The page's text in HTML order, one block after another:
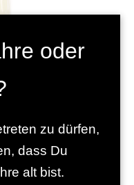
– Chardonnay
oder
zu dürfen,
dass Du
alt bist.